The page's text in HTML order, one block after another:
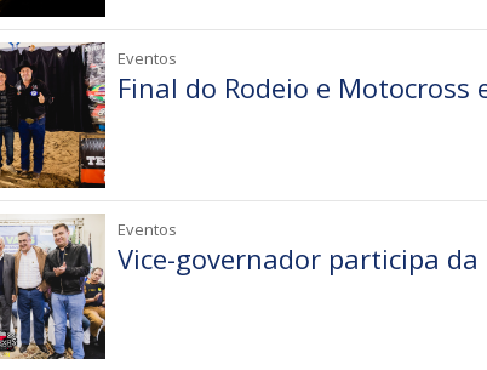
Eventos
Final do Rodeio e Motocross
Eventos
Vice-governador participa